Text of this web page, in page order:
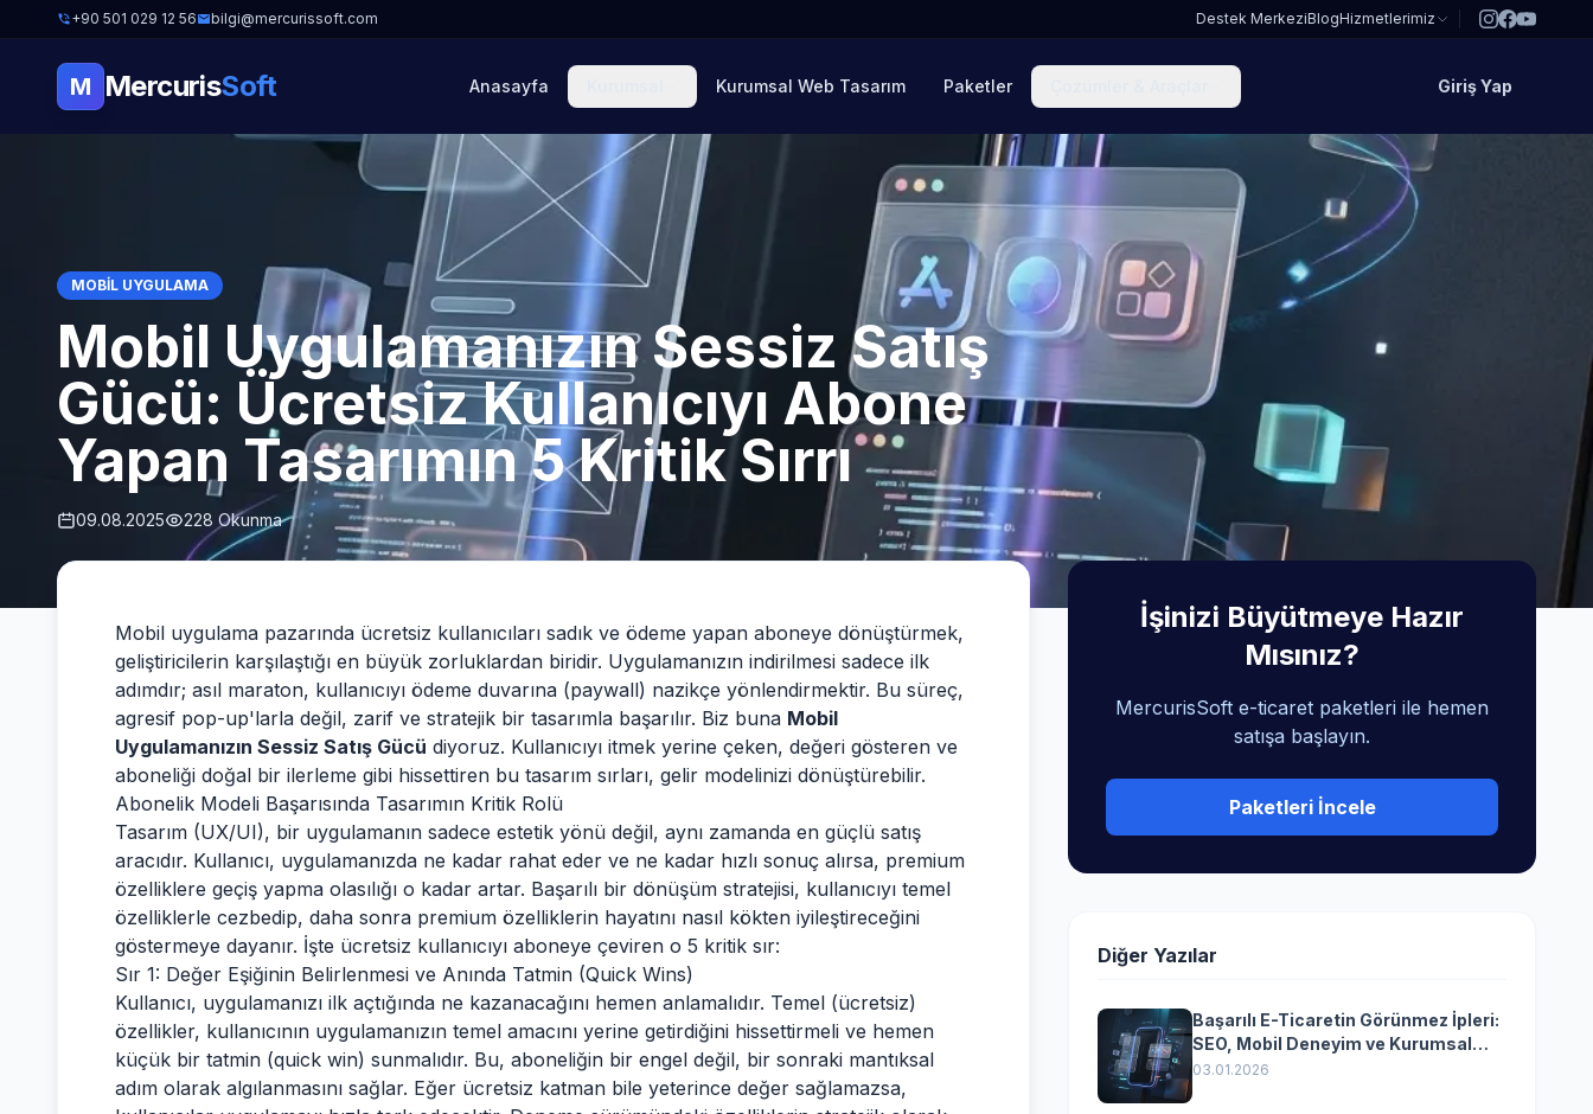
+90 501 029 12 56 bilgi@mercurissoft.com Destek MerkeziBlogHizmetlerimiz
M MercurisSoft Anasayfa Kurumsal Web Tasarım Paketler Giriş Yap
MOBIL UYGULAMA
Mobil Uygulamanızın Sessiz Satış
Gücü: Ücretsiz Kullanıcıyı Abone
Yapan Tasarımın 5 Kritik Sırrı
09.08.2025 228 Okunma
Mobil uygulama pazarında ücretsiz kullanıcıları sadık ve ödeme yapan aboneye dönüştürmek,
geliştiricilerin karşılaştığı en büyük zorluklardan biridir. Uygulamanızın indirilmesi sadece ilk
adımdır; asıl maraton, kullanıcıyı ödeme duvarına (paywall) nazikçe yönlendirmektir. Bu süreç,
agresif pop-up'larla değil, zarif ve stratejik bir tasarımla başarılır. Biz buna Mobil
Uygulamanızın Sessiz Satış Gücü diyoruz. Kullanıcıyı itmek yerine çeken, değeri gösteren ve
aboneliği doğal bir ilerleme gibi hissettiren bu tasarım sırları, gelir modelinizi dönüştürebilir.
Abonelik Modeli Başarısında Tasarımın Kritik Rolü
Tasarım (UX/UI), bir uygulamanın sadece estetik yönü değil, aynı zamanda en güçlü satış
aracıdır. Kullanıcı, uygulamanızda ne kadar rahat eder ve ne kadar hızlı sonuç alırsa, premium
özelliklere geçiş yapma olasılığı o kadar artar. Başarılı bir dönüşüm stratejisi, kullanıcıyı temel
özelliklerle cezbedip, daha sonra premium özelliklerin hayatını nasıl kökten iyileştireceğini
göstermeye dayanır. İşte ücretsiz kullanıcıyı aboneye çeviren o 5 kritik sır:
Sır 1: Değer Eşiğinin Belirlenmesi ve Anında Tatmin (Quick Wins)
Kullanıcı, uygulamanızı ilk açtığında ne kazanacağını hemen anlamalıdır. Temel (ücretsiz)
özellikler, kullanıcının uygulamanızın temel amacını yerine getirdiğini hissettirmeli ve hemen
küçük bir tatmin (quick win) sunmalıdır. Bu, aboneliğin bir engel değil, bir sonraki mantıksal
adım olarak algılanmasını sağlar. Eğer ücretsiz katman bile yeterince değer sağlamazsa,
İşinizi Büyütmeye Hazır
Mısınız?
MercurisSoft e-ticaret paketleri ile hemen
satışa başlayın.
Paketleri İncele
Diğer Yazılar
Başarılı E-Ticaretin Görünmez İpleri:
SEO, Mobil Deneyim ve Kurumsal
Yazılımın Kazandıran
03.01.2026